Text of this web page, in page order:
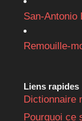
San-Antonio
Remouille-
Liens rapides
Dictionnaire
Pourquoi ce